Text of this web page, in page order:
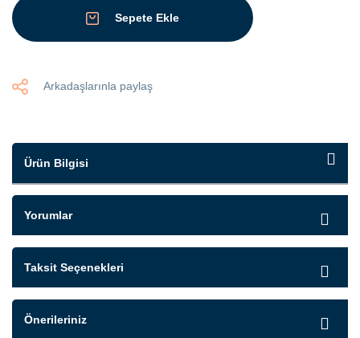
Sepete Ekle
Arkadaşlarınla paylaş
Ürün Bilgisi
Yorumlar
Taksit Seçenekleri
Önerileriniz